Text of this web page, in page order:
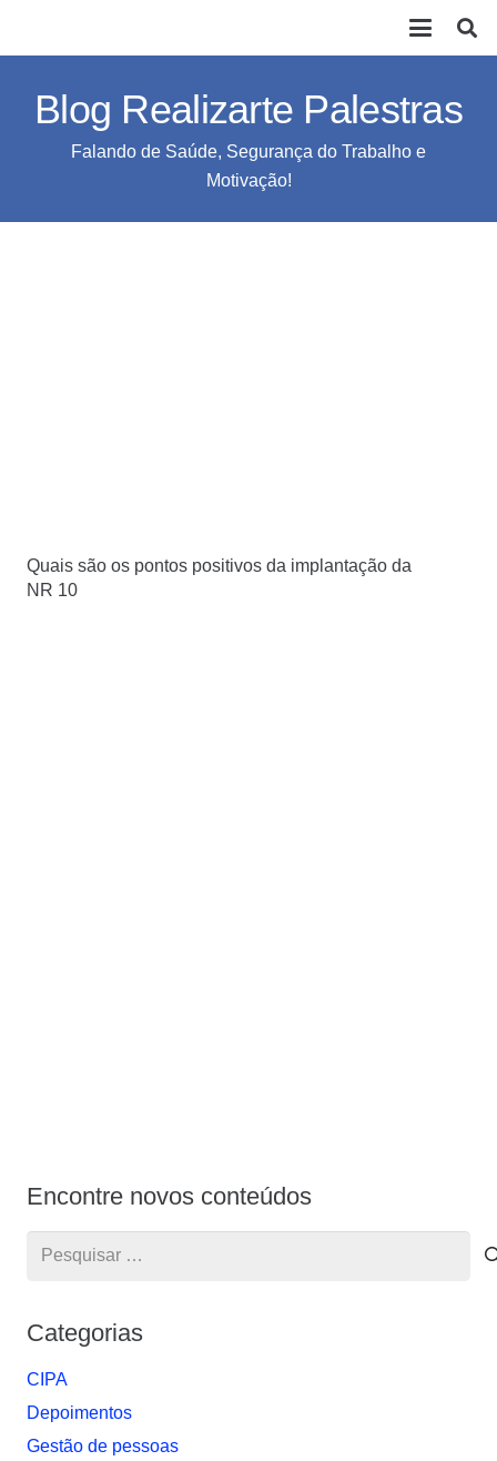
Blog Realizarte Palestras
Falando de Saúde, Segurança do Trabalho e
Motivação!
Quais são os pontos positivos da implantação da
NR 10
Encontre novos conteúdos
Pesquisar
Categorias
CIPA
Depoimentos
Gestão de pessoas